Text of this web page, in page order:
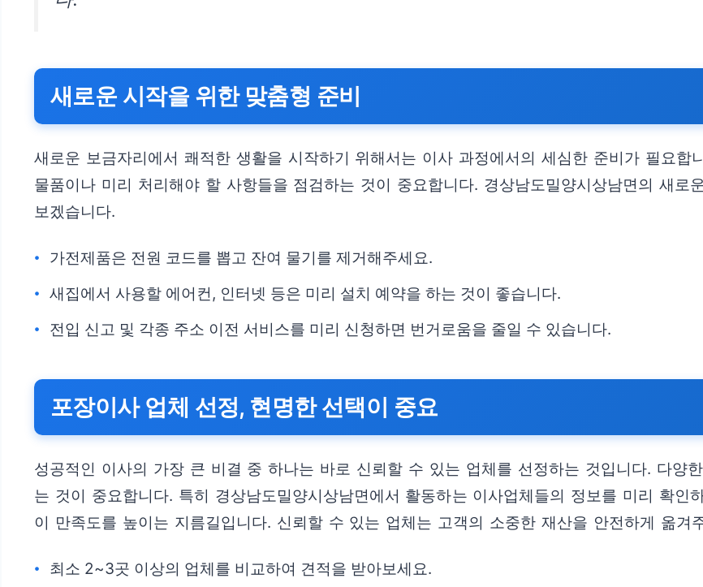
새로운 시작을 위한 맞춤형 준비
새로운 보금자리에서 쾌적한 생활을 시작하기 위해서는 이사 과정에서의 세심한 준비가 필요합
물품이나 미리 처리해야 할 사항들을 점검하는 것이 중요합니다. 경상남도밀양시상남면의 새로
보겠습니다.
가전제품은 전원 코드를 뽑고 잔여 물기를 제거해주세요.
새집에서 사용할 에어컨, 인터넷 등은 미리 설치 예약을 하는 것이 좋습니다.
전입 신고 및 각종 주소 이전 서비스를 미리 신청하면 번거로움을 줄일 수 있습니다.
포장이사 업체 선정, 현명한 선택이 중요
성공적인 이사의 가장 큰 비결 중 하나는 바로 신뢰할 수 있는 업체를 선정하는 것입니다. 다양
는 것이 중요합니다. 특히 경상남도밀양시상남면에서 활동하는 이사업체들의 정보를 미리 확인
이 만족도를 높이는 지름길입니다. 신뢰할 수 있는 업체는 고객의 소중한 재산을 안전하게 옮겨
최소 2~3곳 이상의 업체를 비교하여 견적을 받아보세요.